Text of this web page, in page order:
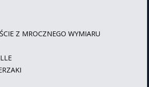
Z MROCZNEGO WYMIARU